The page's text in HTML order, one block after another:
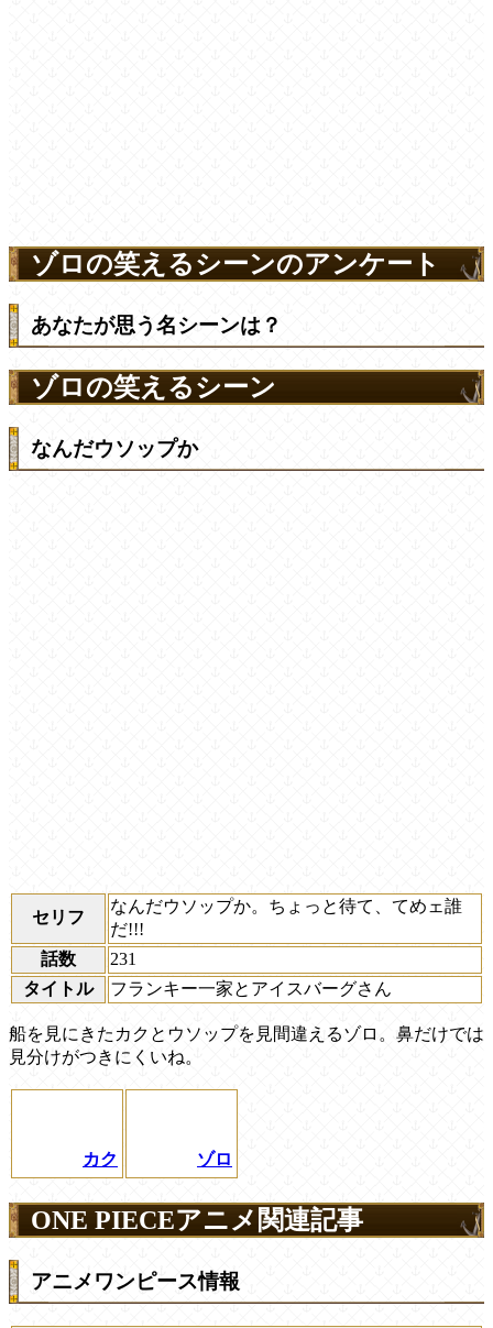
ゾロの笑えるシーンのアンケート
あなたが思う名シーンは？
ゾロの笑えるシーン
なんだウソップか
セリフ
なんだウソップか。ちょっと待て、てめェ誰
だ!!!
話数
231
タイトル
フランキー一家とアイスバーグさん
船を見にきたカクとウソップを見間違えるゾロ。鼻だけでは
見分けがつきにくいね。
カク ゾロ
ONE PIECEアニメ関連記事
アニメワンピース情報